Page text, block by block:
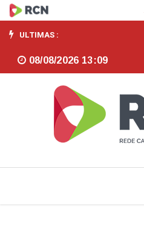
Parlamento
ULTIMAS :
08/08/2026 13:09